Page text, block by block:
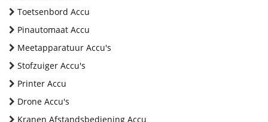
Toetsenbord Accu
Pinautomaat Accu
Meetapparatuur Accu's
Stofzuiger Accu's
Printer Accu
Drone Accu's
Kranen Afstandsbediening Accu